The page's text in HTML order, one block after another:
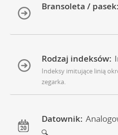
Bransoleta / pasek:
Rodzaj indeksów:
Indeksy imitujące linią
zegarka.
Datownik: